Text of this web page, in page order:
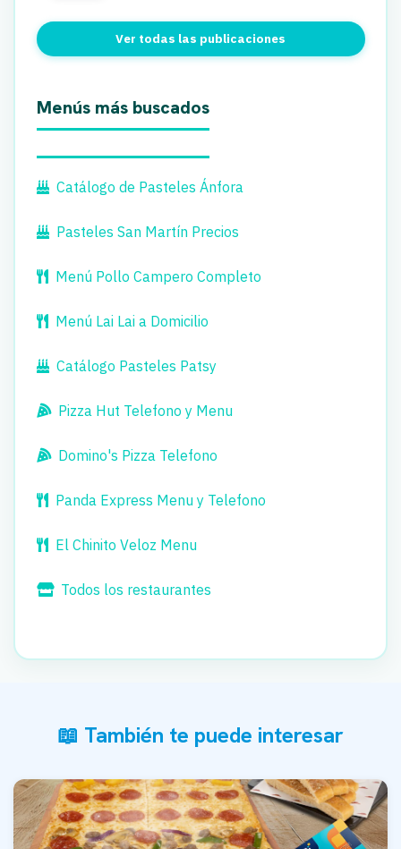
Ver todas las publicaciones
Menús más buscados
Catálogo de Pasteles Ánfora
Pasteles San Martín Precios
Menú Pollo Campero Completo
Menú Lai Lai a Domicilio
Catálogo Pasteles Patsy
Pizza Hut Telefono y Menu
Domino's Pizza Telefono
Panda Express Menu y Telefono
El Chinito Veloz Menu
Todos los restaurantes
📖 También te puede interesar